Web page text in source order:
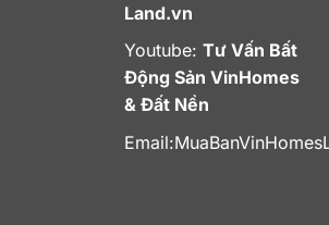
Land.vn
Youtube: Tư Vấn Bất
Động Sản VinHomes
& Đất Nền
Email: